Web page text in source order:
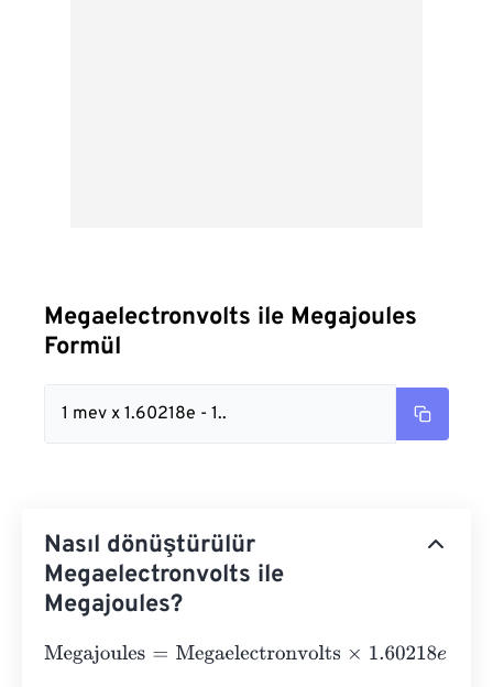
Megaelectronvolts ile Megajoules
Formül
1 mev x 1.60218e - 1..
Nasıl dönüştürülür
Megaelectronvolts ile
Megajoules?
Megajoules= Megaelectronvolts×1.60218 e-19